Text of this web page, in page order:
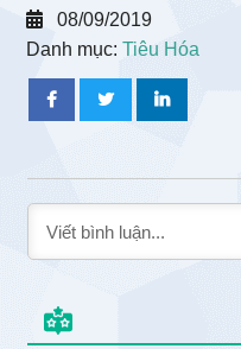
08/09/2019
Danh mục:Tiêu Hóa